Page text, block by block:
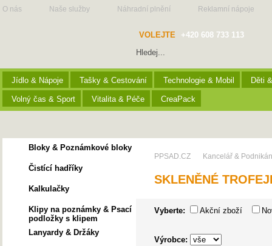
O nás Naše služby Náhradní plnění Reklamní nápoje
VOLEJTE +420 608 733 113
Jídlo & Nápoje Tašky & Cestování Technologie & Mobil Děti
Volný čas & Sport Vitalita & Péče CreaPack
Bloky & Poznámkové bloky
Čistící hadříky
Kalkulačky
Klipy na poznámky & Psací
podložky s klipem
Lanyardy & Držáky
PPSAD.CZ Kancelář &
SKLENĚNÉ
Vyberte: Akční zboží
Výrobce: